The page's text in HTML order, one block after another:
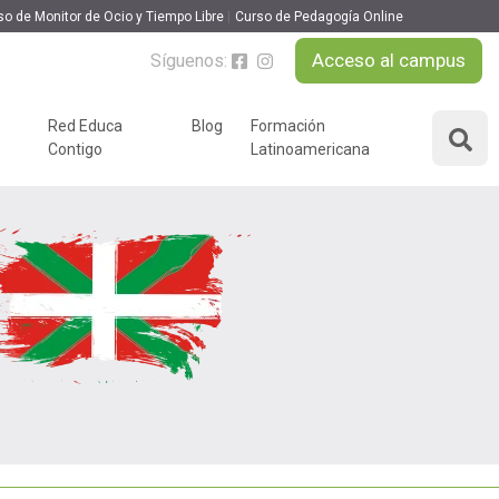
de Monitor de Ocio y Tiempo Libre Curso de Pedagogía Online
Síguenos: Acceso al campus
Desarrollo Personal y
Liderazgo
Educación y Docencia
Formación Empresarial
Idiomas
Ocio y Tiempo Libre
Red Educa
Contigo
Blog
Formación
Latinoamericana